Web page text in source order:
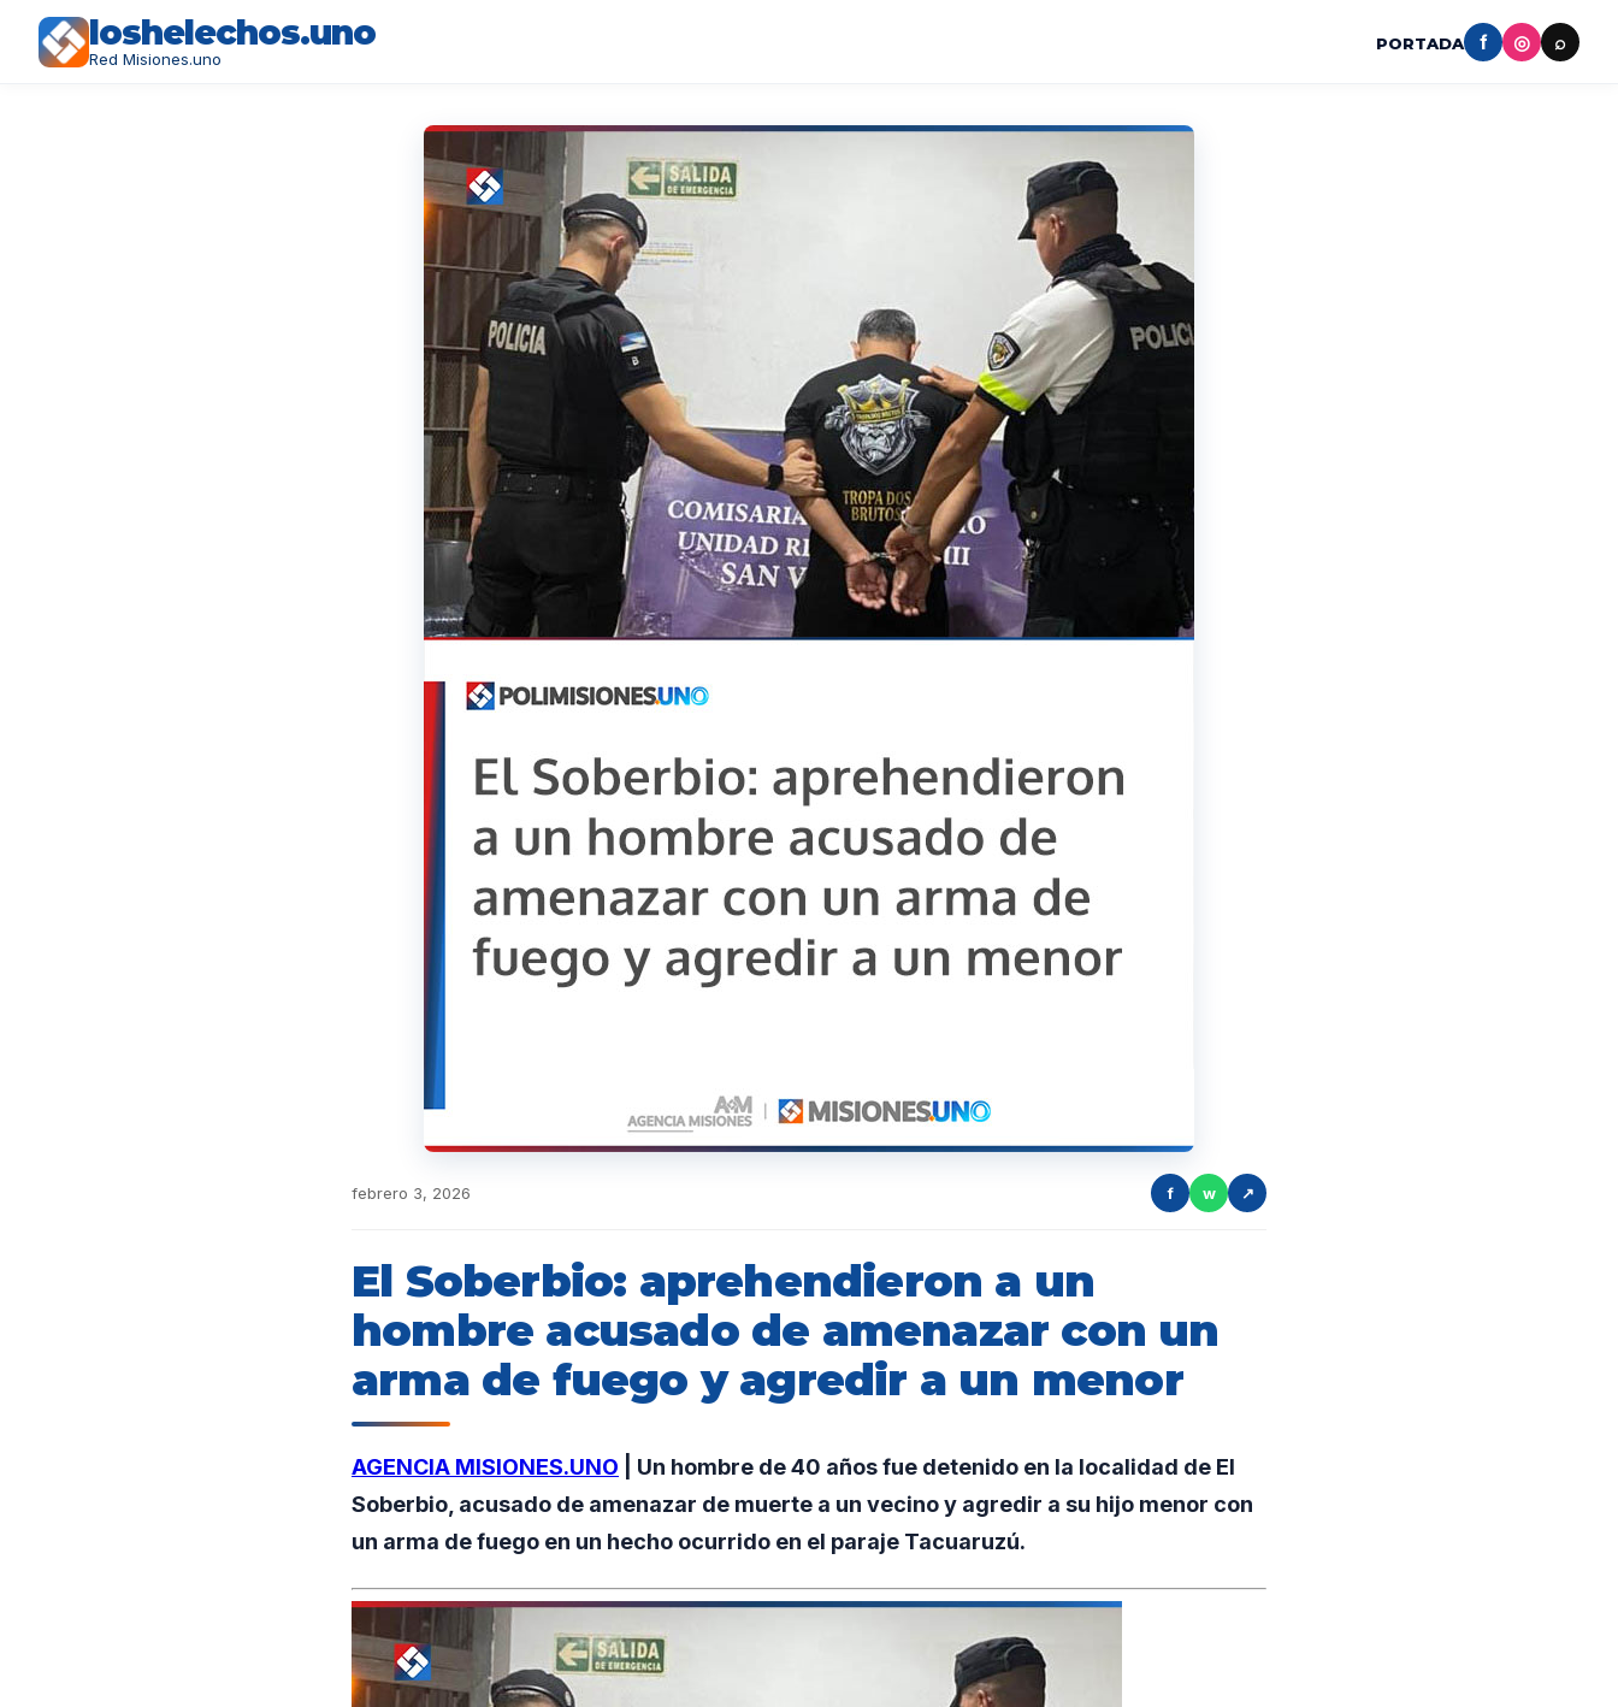
loshelechos.uno
Red Misiones.uno
PORTADA f ◎ ⌕
febrero 3, 2026 f w ↗
El Soberbio: aprehendieron a un
hombre acusado de amenazar con un
arma de fuego y agredir a un menor
AGENCIA MISIONES.UNO | Un hombre de 40 años fue detenido en la localidad de El
Soberbio, acusado de amenazar de muerte a un vecino y agredir a su hijo menor con
un arma de fuego en un hecho ocurrido en el paraje Tacuaruzú.